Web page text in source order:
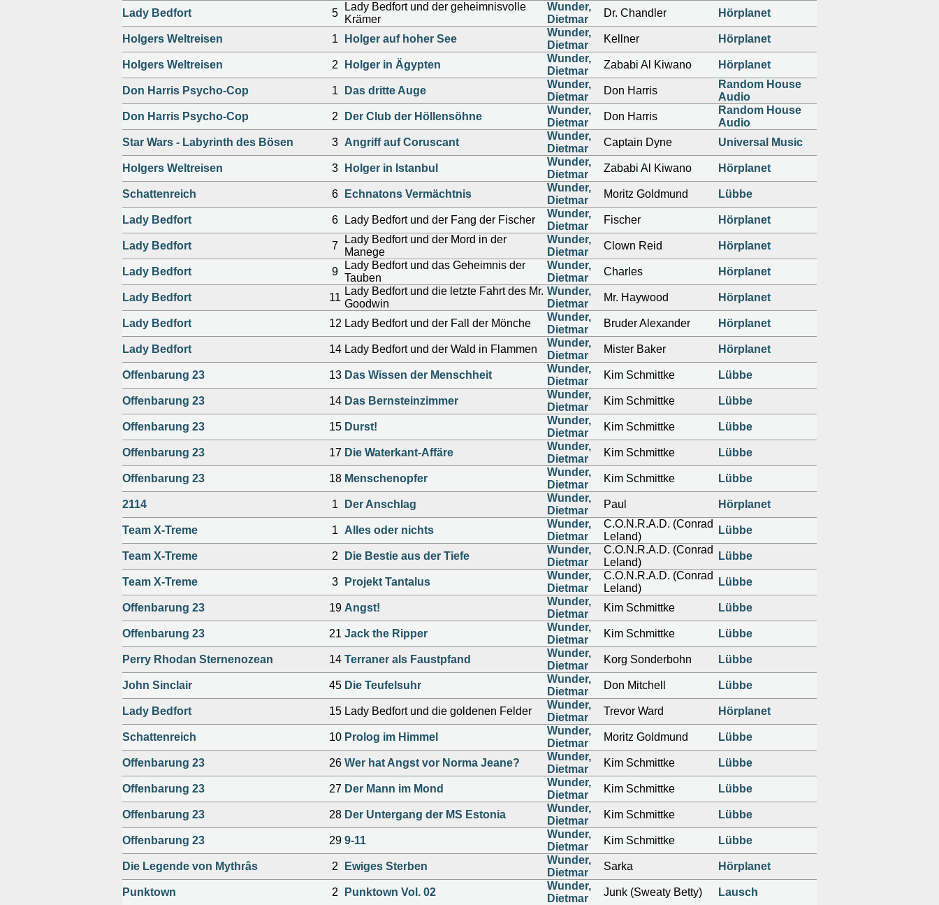
Lady Bedfort 5
Lady Bedfort und der geheimnisvolle
Krämer
Wunder,
Dietmar
Dr. Chandler Hörplanet
Holgers Weltreisen 1 Holger auf hoher See
Wunder,
Dietmar
Kellner Hörplanet
Holgers Weltreisen 2 Holger in Ägypten
Wunder,
Dietmar
Zababi Al Kiwano Hörplanet
Don Harris Psycho-Cop 1 Das dritte Auge
Wunder,
Dietmar
Don Harris
Random House
Audio
Don Harris Psycho-Cop
2 Der Club der Höllensöhne
Wunder,
Dietmar
Don Harris
Random House
Audio
Star Wars - Labyrinth des Bösen
3 Angriff auf Coruscant
Wunder,
Dietmar
Captain Dyne Universal Music
Holgers Weltreisen 3 Holger in Istanbul
Wunder,
Dietmar
Zababi Al Kiwano Hörplanet
Schattenreich 6 Echnatons Vermächtnis
Wunder,
Dietmar
Moritz Goldmund Lübbe
Lady Bedfort 6 Lady Bedfort und der Fang der Fischer
Wunder,
Dietmar
Fischer Hörplanet
Lady Bedfort 7
Lady Bedfort und der Mord in der
Manege
Wunder,
Dietmar
Clown Reid Hörplanet
Lady Bedfort 9
Lady Bedfort und das Geheimnis der
Tauben
Wunder,
Dietmar
Charles Hörplanet
Lady Bedfort 11
Lady Bedfort und die letzte Fahrt des Mr.
Goodwin
Wunder,
Dietmar
Mr. Haywood Hörplanet
Lady Bedfort 12 Lady Bedfort und der Fall der Mönche
Wunder,
Dietmar
Bruder Alexander Hörplanet
Lady Bedfort 14 Lady Bedfort und der Wald in Flammen
Wunder,
Dietmar
Mister Baker Hörplanet
Offenbarung 23 13 Das Wissen der Menschheit
Wunder,
Dietmar
Kim Schmittke Lübbe
Offenbarung 23 14 Das Bernsteinzimmer
Wunder,
Dietmar
Kim Schmittke Lübbe
Offenbarung 23 15 Durst!
Wunder,
Dietmar
Kim Schmittke Lübbe
Offenbarung 23 17 Die Waterkant-Affäre
Wunder,
Dietmar
Kim Schmittke Lübbe
Offenbarung 23 18 Menschenopfer
Wunder,
Dietmar
Kim Schmittke Lübbe
2114 1 Der Anschlag
Wunder,
Dietmar
Paul Hörplanet
Team X-Treme 1 Alles oder nichts
Wunder,
Dietmar
C.O.N.R.A.D. (Conrad
Leland)
Lübbe
Team X-Treme 2 Die Bestie aus der Tiefe
Wunder,
Dietmar
C.O.N.R.A.D. (Conrad
Leland)
Lübbe
Team X-Treme 3 Projekt Tantalus
Wunder,
Dietmar
C.O.N.R.A.D. (Conrad
Leland)
Lübbe
Offenbarung 23 19 Angst!
Wunder,
Dietmar
Kim Schmittke Lübbe
Offenbarung 23 21 Jack the Ripper
Wunder,
Dietmar
Kim Schmittke Lübbe
Perry Rhodan Sternenozean 14 Terraner als Faustpfand
Wunder,
Dietmar
Korg Sonderbohn Lübbe
John Sinclair 45 Die Teufelsuhr
Wunder,
Dietmar
Don Mitchell Lübbe
Lady Bedfort 15 Lady Bedfort und die goldenen Felder
Wunder,
Dietmar
Trevor Ward Hörplanet
Schattenreich 10 Prolog im Himmel
Wunder,
Dietmar
Moritz Goldmund Lübbe
Offenbarung 23 26 Wer hat Angst vor Norma Jeane?
Wunder,
Dietmar
Kim Schmittke Lübbe
Offenbarung 23 27 Der Mann im Mond
Wunder,
Dietmar
Kim Schmittke Lübbe
Offenbarung 23 28 Der Untergang der MS Estonia
Wunder,
Dietmar
Kim Schmittke Lübbe
Offenbarung 23 29 9-11
Wunder,
Dietmar
Kim Schmittke Lübbe
Die Legende von Mythrâs 2 Ewiges Sterben
Wunder,
Dietmar
Sarka Hörplanet
Punktown 2 Punktown Vol. 02
Wunder,
Dietmar
Junk (Sweaty Betty) Lausch